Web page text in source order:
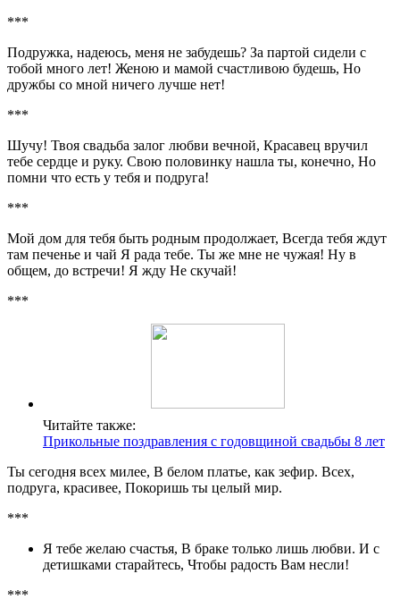
***
Подружка, надеюсь, меня не забудешь? За партой сидели с
тобой много лет! Женою и мамой счастливою будешь, Но
дружбы со мной ничего лучше нет!
***
Шучу! Твоя свадьба залог любви вечной, Красавец вручил
тебе сердце и руку. Свою половинку нашла ты, конечно, Но
помни что есть у тебя и подруга!
***
Мой дом для тебя быть родным продолжает, Всегда тебя ждут
там печенье и чай Я рада тебе. Ты же мне не чужая! Ну в
общем, до встречи! Я жду Не скучай!
***
Читайте также:
Прикольные поздравления с годовщиной свадьбы 8 лет
Ты сегодня всех милее, В белом платье, как зефир. Всех,
подруга, красивее, Покоришь ты целый мир.
***
Я тебе желаю счастья, В браке только лишь любви. И с
детишками старайтесь, Чтобы радость Вам несли!
***